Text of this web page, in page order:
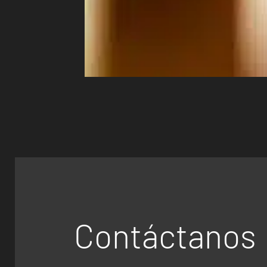
Contáctanos